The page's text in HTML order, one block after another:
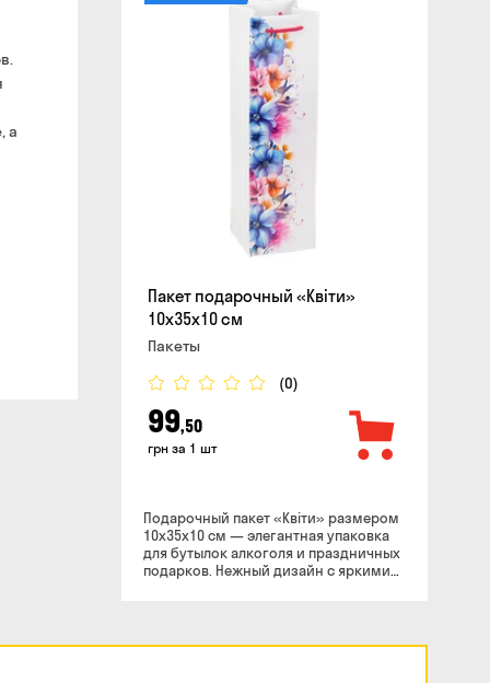
Пакет подарочный «Квіти»
10x35x10 см
Пакеты
(0)
99,50
грн за 1 шт
Подарочный пакет «Квіти» размером
10x35x10 см — элегантная упаковка
для бутылок алкоголя и праздничных
подарков. Нежный дизайн с яркими
а